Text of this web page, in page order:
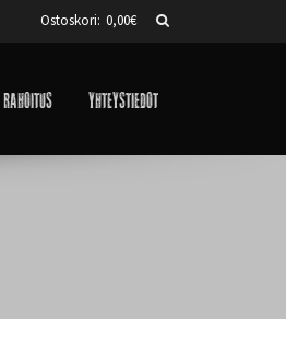
Ostoskori: 0,00€
Rahoitus Yhteystiedot